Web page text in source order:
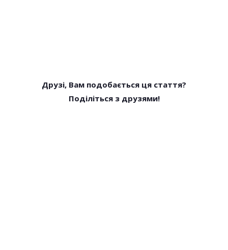
Друзі, Вам подобається ця стаття?
Поділіться з друзями!